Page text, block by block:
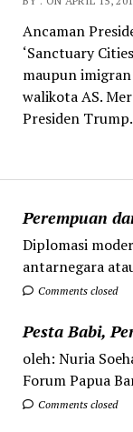
Perempuan
Diplomasi
antarnegara
Comments closed
Pesta Babi,
oleh: Nuria
Forum Papua
Comments closed
Ancaman
‘Sanctuary
maupun
walikota AS.
Presiden